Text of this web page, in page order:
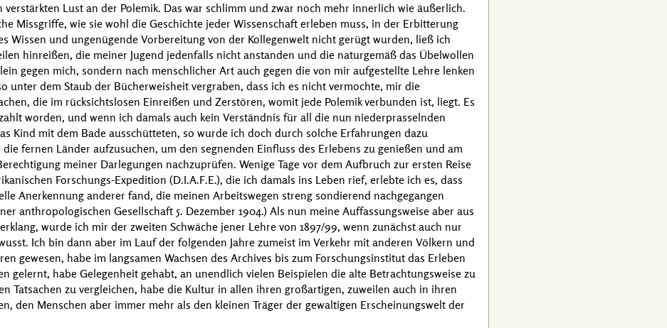
Lust an der Polemik. Das war schlimm und zwar noch mehr innerlich wie äußerlich.
Missgriffe, wie sie wohl die Geschichte jeder Wissenschaft erleben muss, in der Erbitterung
Wissen und ungenügende Vorbereitung von der Kollegenwelt nicht gerügt wurden, ließ ich
hinreißen, die meiner Jugend jedenfalls nicht anstanden und die naturgemäß das Übelwollen
gegen mich, sondern nach menschlicher Art auch gegen die von mir aufgestellte Lehre lenken
unter dem Staub der Bücherweisheit vergraben, dass ich es nicht vermochte, mir die
die im rücksichtslosen Einreißen und Zerstören, womit jede Polemik verbunden ist, liegt. Es
worden, und wenn ich damals auch kein Verständnis für all die nun niederprasselnden
Kind mit dem Bade ausschütteten, so wurde ich doch durch solche Erfahrungen dazu
fernen Länder aufzusuchen, um den segnenden Einfluss des Erlebens zu genießen und am
meiner Darlegungen nachzuprüfen. Wenige Tage vor dem Aufbruch zur ersten Reise
Forschungs-Expedition (D.I.A.F.E.), die ich damals ins Leben rief, erlebte ich es, dass
Anerkennung anderer fand, die meinen Arbeitswegen streng sondierend nachgegangen
anthropologischen Gesellschaft 5. Dezember 1904.) Als nun meine Auffassungsweise aber aus
wurde ich mir der zweiten Schwäche jener Lehre von 1897/99, wenn zunächst auch nur
Ich bin dann aber im Lauf der folgenden Jahre zumeist im Verkehr mit anderen Völkern und
gewesen, habe im langsamen Wachsen des Archives bis zum Forschungsinstitut das Erleben
gelernt, habe Gelegenheit gehabt, an unendlich vielen Beispielen die alte Betrachtungsweise zu
Tatsachen zu vergleichen, habe die Kultur in allen ihren großartigen, zuweilen auch in ihren
den Menschen aber immer mehr als den kleinen Träger der gewaltigen Erscheinungswelt der